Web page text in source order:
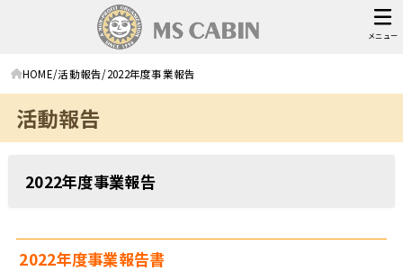
メニュー
HOME 活動報告 2022年度事業報告
活動報告
2022年度事業報告
2022年度事業報告書